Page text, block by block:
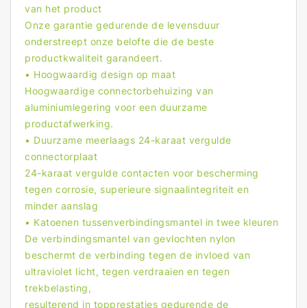
van het product
Onze garantie gedurende de levensduur
onderstreept onze belofte die de beste
productkwaliteit garandeert.
• Hoogwaardig design op maat
Hoogwaardige connectorbehuizing van
aluminiumlegering voor een duurzame
productafwerking.
• Duurzame meerlaags 24-karaat vergulde
connectorplaat
24-karaat vergulde contacten voor bescherming
tegen corrosie, superieure signaalintegriteit en
minder aanslag
• Katoenen tussenverbindingsmantel in twee kleuren
De verbindingsmantel van gevlochten nylon
beschermt de verbinding tegen de invloed van
ultraviolet licht, tegen verdraaien en tegen
trekbelasting,
resulterend in topprestaties gedurende de